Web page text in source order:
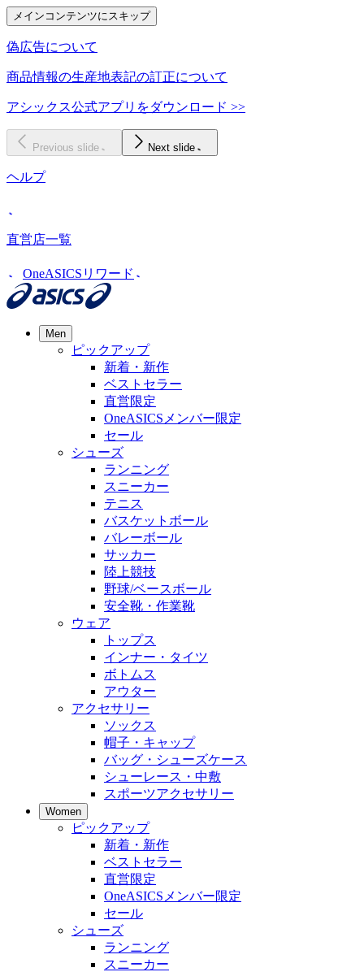
メインコンテンツにスキップ
偽広告について
商品情報の生産地表記の訂正について
アシックス公式アプリをダウンロード >>
Previous slide Next slide
ヘルプ
直営店一覧
OneASICSリワード
Men
ピックアップ
新着・新作
ベストセラー
直営限定
OneASICSメンバー限定
セール
シューズ
ランニング
スニーカー
テニス
バスケットボール
バレーボール
サッカー
陸上競技
野球/ベースボール
安全靴・作業靴
ウェア
トップス
インナー・タイツ
ボトムス
アウター
アクセサリー
ソックス
帽子・キャップ
バッグ・シューズケース
シューレース・中敷
スポーツアクセサリー
Women
ピックアップ
新着・新作
ベストセラー
直営限定
OneASICSメンバー限定
セール
シューズ
ランニング
スニーカー